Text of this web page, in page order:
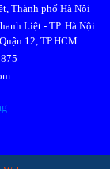
Thành phố Hà Nội
Liệt - TP. Hà Nội
12, TP.HCM